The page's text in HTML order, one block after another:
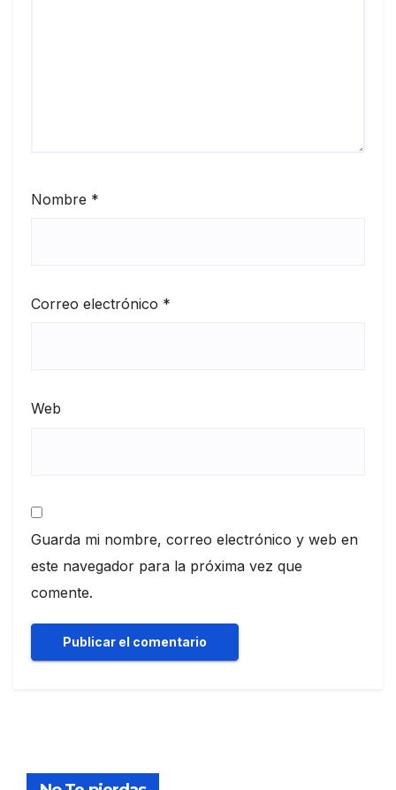
Nombre *
Correo electrónico *
Web
Guarda mi nombre, correo electrónico y web en
este navegador para la próxima vez que
comente.